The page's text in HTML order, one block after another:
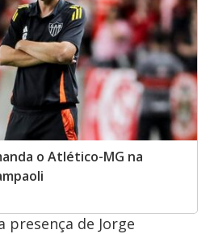
o Atlético-MG na
presença de Jorge